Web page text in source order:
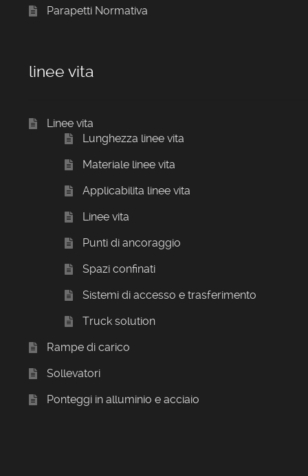
Parapetti Normativa
linee vita
Linee vita
Lunghezza linee vita
Materiale linee vita
Applicabilita linee vita
Linee vita
Punti di ancoraggio
Spazi confinati
Sistemi di accesso e trasferimento
Truck solution
Rampe di carico
Sollevatori
Ponteggi in alluminio e acciaio